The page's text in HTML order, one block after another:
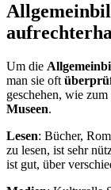
Um die
man sie oft
geschehen, wie
Museen.
Lesen: Bücher,
zu lesen, ist sehr
ist gut, über